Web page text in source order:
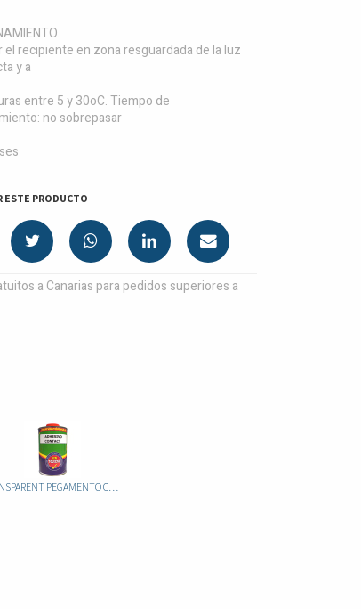
el recipiente en zona resguardada de la luz
y a
entre 5 y 30oC. Tiempo de
no sobrepasar
ESTE PRODUCTO
a Canarias para pedidos superiores a